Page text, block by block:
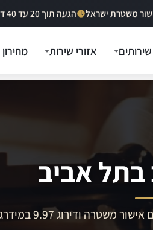
משטרת ישראל הגעה תוך 20 עד 40 דקות
שירותים אזורי שירות מחירון
בתל אביב
ודירוג 9.97 במידרג